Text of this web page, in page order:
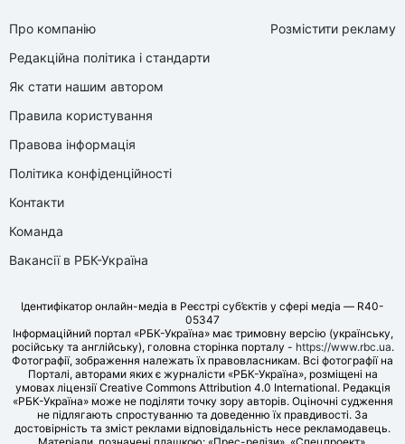
Про компанію
Редакційна політика і стандарти
Як стати нашим автором
Правила користування
Правова інформація
Політика конфіденційності
Контакти
Команда
Вакансії в РБК-Україна
Розмістити рекламу
Ідентифікатор онлайн-медіа в Реєстрі суб’єктів у сфері медіа — R40-
05347
Інформаційний портал «РБК-Україна» має тримовну версію (українську,
російську та англійську), головна сторінка порталу - https://www.rbc.ua.
Фотографії, зображення належать їх правовласникам. Всі фотографії на
Порталі, авторами яких є журналісти «РБК-Україна», розміщені на
умовах ліцензії Creative Commons Attribution 4.0 International. Редакція
«РБК-Україна» може не поділяти точку зору авторів. Оціночні судження
не підлягають спростуванню та доведенню їх правдивості. За
достовірність та зміст реклами відповідальність несе рекламодавець.